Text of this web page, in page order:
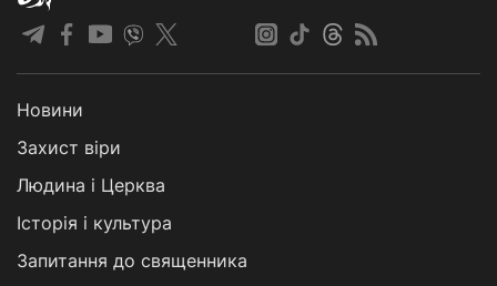
Новини
Захист віри
Людина і Церква
Історія і культура
Запитання до священника